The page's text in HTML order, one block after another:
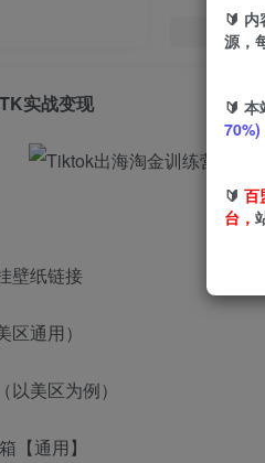
实战变现
壁纸链接
通用）
以美区为例）
【通用】
🔰
源，
🔰 本
70%)
🔰 百
台，